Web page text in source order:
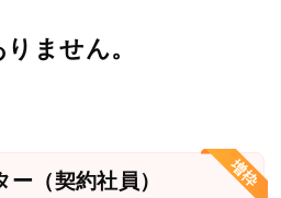
ません。
（契約社員）